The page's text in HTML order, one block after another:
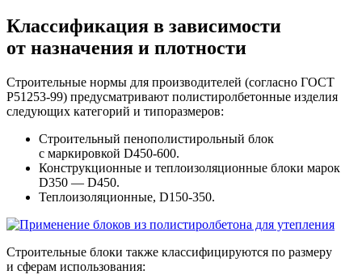
Классификация в зависимости
от назначения и плотности
Строительные нормы для производителей (согласно ГОСТ
Р51253-99) предусматривают полистиролбетонные изделия
следующих категорий и типоразмеров:
Строительный пенополистирольный блок
с маркировкой D450-600.
Конструкционные и теплоизоляционные блоки марок
D350 — D450.
Теплоизоляционные, D150-350.
Строительные блоки также классифицируются по размеру
и сферам использования: